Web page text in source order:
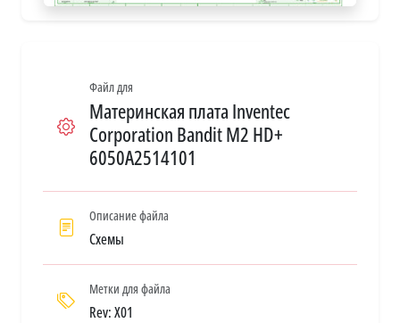
Файл для
Материнская плата Inventec
Corporation Bandit M2 HD+
6050A2514101
Описание файла
Схемы
Метки для файла
Rev: X01